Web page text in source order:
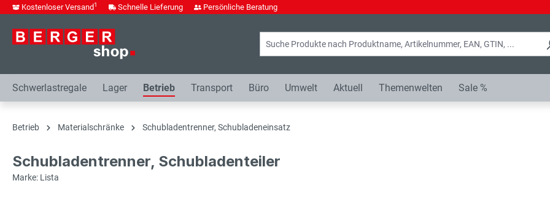
Zur Hauptnavigation springen
Kostenloser Versand1 Schnelle Lieferung Persönliche Beratung
Schwerlastregale Lager Betrieb Transport Büro Umwelt Aktuell Themenwelten Sale %
Betrieb Materialschränke Schubladentrenner, Schubladeneinsatz
Schubladentrenner, Schubladenteiler
Marke: Lista